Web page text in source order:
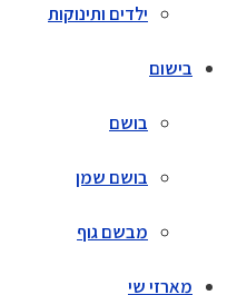
ילדים ותינוקות
בישום
בושם
בושם שמן
מבשם גוף
מארזי שי